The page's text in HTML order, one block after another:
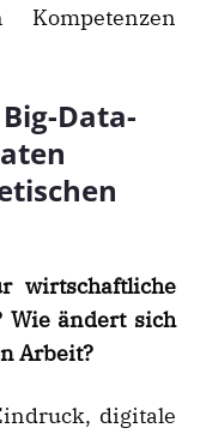
Data-
r wirtschaftliche
Wie ändert sich
Arbeit?
digitale